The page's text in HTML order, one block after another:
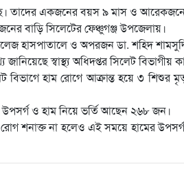
তাদের একজনের বয়স ৯ মাস ও
বাড়ি সিলেটের ফেঞ্চুগঞ্জ উপজেলায়।
হাসপাতালে ও অপরজন ডা. শহিদ
স্বাস্থ্য অধিদপ্তর সিলেট বিভাগীয়
বিভাগে হাম রোগে আক্রান্ত হয়ে ৩ শিশুর
উপসর্গ ও হাম নিয়ে ভর্তি আছেন ২৬৮ জন।
শনাক্ত না হলেও এই সময়ে হামের